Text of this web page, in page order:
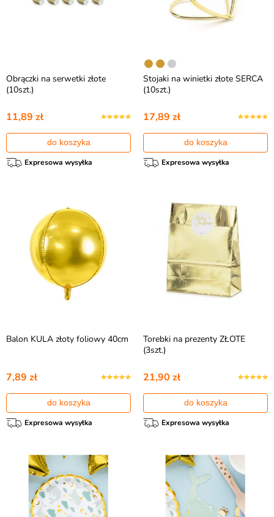
Obrączki na serwetki złote
(10szt.)
11,89 zł
do koszyka
Expresowa wysyłka
Stojaki na winietki złote SERCA
(10szt.)
17,89 zł
do koszyka
Expresowa wysyłka
Balon KULA złoty foliowy 40cm
7,89 zł
do koszyka
Expresowa wysyłka
Torebki na prezenty ZŁOTE
(3szt.)
21,90 zł
do koszyka
Expresowa wysyłka